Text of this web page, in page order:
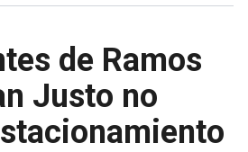
de Ramos
Justo no